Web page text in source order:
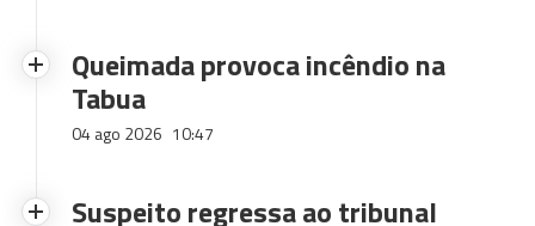
Queimada provoca incêndio na
Tabua
04 ago 2026 10:47
Suspeito regressa ao tribunal